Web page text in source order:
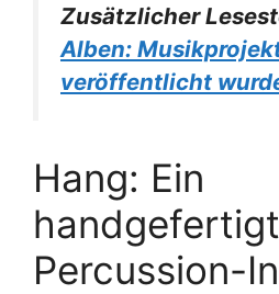
Zusätzlicher
Alben:
veröffentlicht
Hang: Ein
Percussion-